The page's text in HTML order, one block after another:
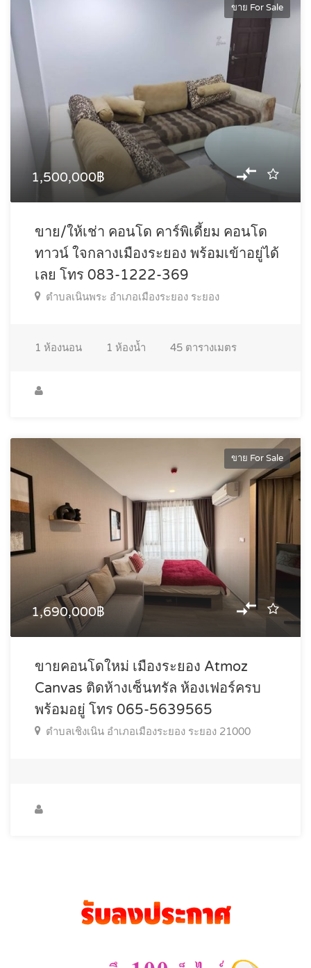
ขาย For Sale
1,500,000฿
ขาย/ให้เช่า คอนโด คาร์พิเดี้ยม คอนโด
ทาวน์ ใจกลางเมืองระยอง พร้อมเข้าอยู่ได้
เลย โทร 083-1222-369
ตำบลเนินพระ อำเภอเมืองระยอง ระยอง
1 ห้องนอน 1 ห้องน้ำ 45 ตารางเมตร
ขาย For Sale
1,690,000฿
ขายคอนโดใหม่ เมืองระยอง Atmoz
Canvas ติดห้างเซ็นทรัล ห้องเฟอร์ครบ
พร้อมอยู่ โทร 065-5639565
ตำบลเชิงเนิน อำเภอเมืองระยอง ระยอง 21000